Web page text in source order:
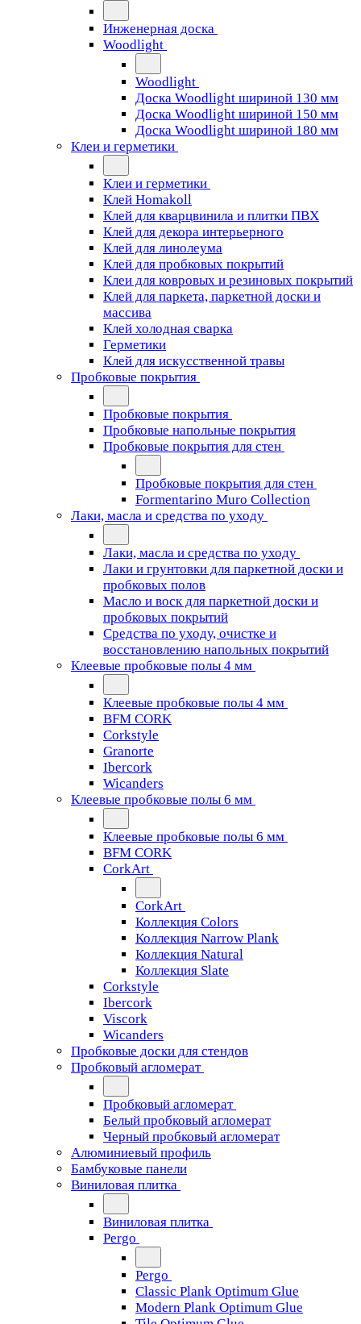
Инженерная доска
Woodlight
Woodlight
Доска Woodlight шириной 130 мм
Доска Woodlight шириной 150 мм
Доска Woodlight шириной 180 мм
Клеи и герметики
Клеи и герметики
Клей Homakoll
Клей для кварцвинила и плитки ПВХ
Клей для декора интерьерного
Клей для линолеума
Клей для пробковых покрытий
Клеи для ковровых и резиновых покрытий
Клей для паркета, паркетной доски и
массива
Клей холодная сварка
Герметики
Клей для искусственной травы
Пробковые покрытия
Пробковые покрытия
Пробковые напольные покрытия
Пробковые покрытия для стен
Пробковые покрытия для стен
Formentarino Muro Collection
Лаки, масла и средства по уходу
Лаки, масла и средства по уходу
Лаки и грунтовки для паркетной доски и
пробковых полов
Масло и воск для паркетной доски и
пробковых покрытий
Средства по уходу, очистке и
восстановлению напольных покрытий
Клеевые пробковые полы 4 мм
Клеевые пробковые полы 4 мм
BFM CORK
Corkstyle
Granorte
Ibercork
Wicanders
Клеевые пробковые полы 6 мм
Клеевые пробковые полы 6 мм
BFM CORK
CorkArt
CorkArt
Коллекция Colors
Коллекция Narrow Plank
Коллекция Natural
Коллекция Slate
Corkstyle
Ibercork
Viscork
Wicanders
Пробковые доски для стендов
Пробковый агломерат
Пробковый агломерат
Белый пробковый агломерат
Черный пробковый агломерат
Алюминиевый профиль
Бамбуковые панели
Виниловая плитка
Виниловая плитка
Pergo
Pergo
Classic Plank Optimum Glue
Modern Plank Optimum Glue